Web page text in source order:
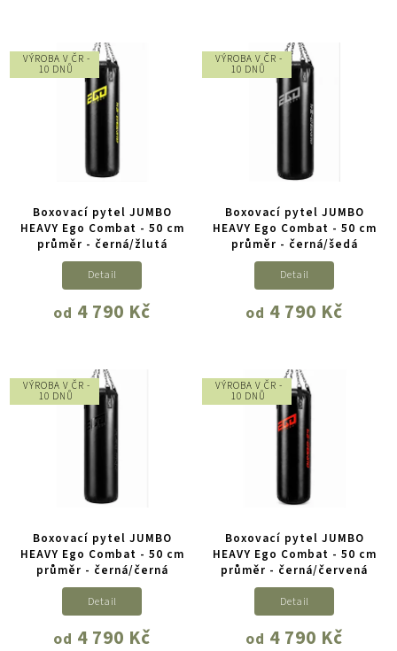
VÝROBA V ČR -
10 DNŮ
Boxovací pytel JUMBO
HEAVY Ego Combat - 50 cm
průměr - černá/žlutá
od 4 790 Kč
Detail
VÝROBA V ČR -
10 DNŮ
Boxovací pytel JUMBO
HEAVY Ego Combat - 50 cm
průměr - černá/šedá
od 4 790 Kč
Detail
VÝROBA V ČR -
10 DNŮ
Boxovací pytel JUMBO
HEAVY Ego Combat - 50 cm
průměr - černá/černá
od 4 790 Kč
Detail
VÝROBA V ČR -
10 DNŮ
Boxovací pytel JUMBO
HEAVY Ego Combat - 50 cm
průměr - černá/červená
od 4 790 Kč
Detail